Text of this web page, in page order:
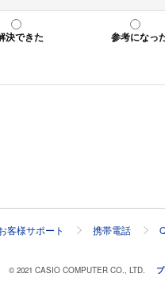
決できた 参考になっ
客様サポート 携帯電話
© 2021 CASIO COMPUTER CO., LTD.